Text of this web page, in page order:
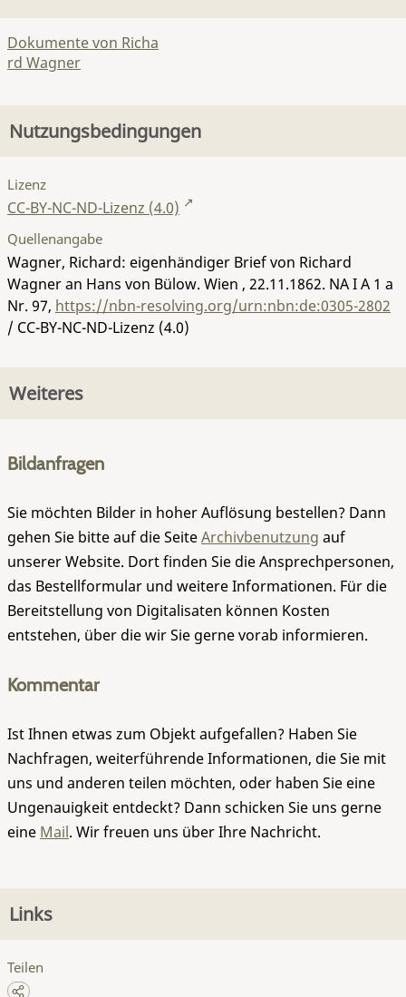
Dokumente von Richa
rd Wagner
Nutzungsbedingungen
Lizenz
CC-BY-NC-ND-Lizenz (4.0)
Quellenangabe
Wagner, Richard: eigenhändiger Brief von Richard
Wagner an Hans von Bülow. Wien , 22.11.1862. NA I A 1 a
Nr. 97, https://nbn-resolving.org/urn:nbn:de:0305-2802
/ CC-BY-NC-ND-Lizenz (4.0)
Weiteres
Bildanfragen
Sie möchten Bilder in hoher Auflösung bestellen? Dann
gehen Sie bitte auf die SeiteArchivbenutzung auf
unserer Website. Dort finden Sie die Ansprechpersonen,
das Bestellformular und weitere Informationen. Für die
Bereitstellung von Digitalisaten können Kosten
entstehen, über die wir Sie gerne vorab informieren.
Kommentar
Ist Ihnen etwas zum Objekt aufgefallen? Haben Sie
Nachfragen, weiterführende Informationen, die Sie mit
uns und anderen teilen möchten, oder haben Sie eine
Ungenauigkeit entdeckt? Dann schicken Sie uns gerne
eine Mail. Wir freuen uns über Ihre Nachricht.
Links
Teilen